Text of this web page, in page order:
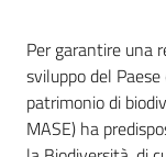
e
risorse
Per garantire una
sviluppo del
patrimonio di
MASE) ha